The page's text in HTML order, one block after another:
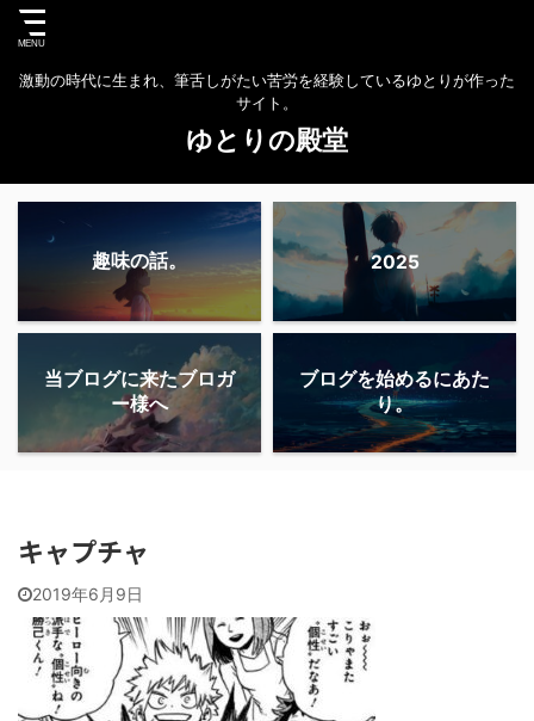
激動の時代に生まれ、筆舌しがたい苦労を経験しているゆとりが作った
サイト。
ゆとりの殿堂
趣味の話。 2025
当ブログに来たブロガ
ー様へ
ブログを始めるにあた
り。
キャプチャ
2019年6月9日